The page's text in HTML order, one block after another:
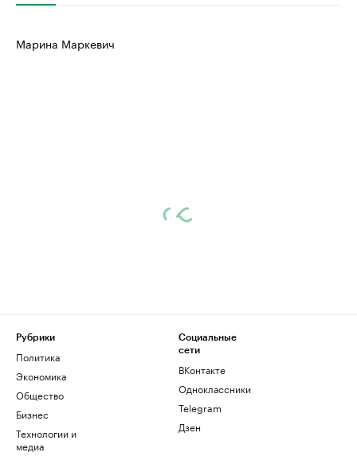
Марина Маркевич
Рубрики
Политика
Экономика
Общество
Бизнес
Технологии и
медиа
Социальные
сети
ВКонтакте
Одноклассники
Telegram
Дзен